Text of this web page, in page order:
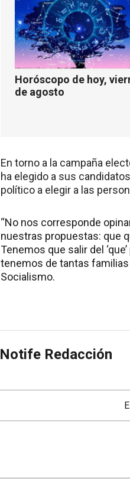
Horóscopo de hoy,
de agosto
En torno a la campaña
ha elegido a sus
político a elegir a las
“No nos corresponde
nuestras propuestas: que
Tenemos que salir del
tenemos de tantas familias
Socialismo.
Notife Redacción